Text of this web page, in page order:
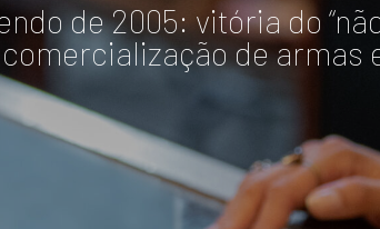
de 2005: vitória do
de armas